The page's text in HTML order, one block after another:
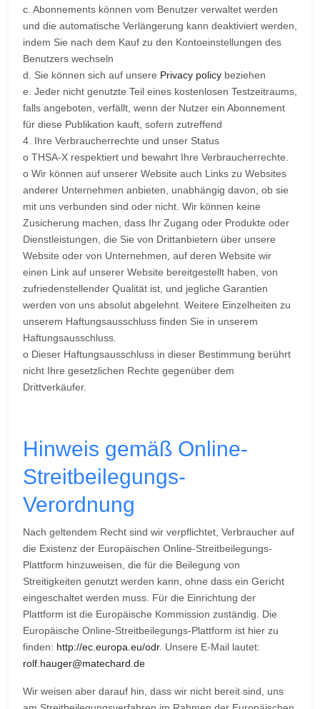
c. Abonnements können vom Benutzer verwaltet werden
und die automatische Verlängerung kann deaktiviert werden,
indem Sie nach dem Kauf zu den Kontoeinstellungen des
Benutzers wechseln
d. Sie können sich auf unsere Privacy policy beziehen
e. Jeder nicht genutzte Teil eines kostenlosen Testzeitraums,
falls angeboten, verfällt, wenn der Nutzer ein Abonnement
für diese Publikation kauft, sofern zutreffend
4. Ihre Verbraucherrechte und unser Status
o THSA-X respektiert und bewahrt Ihre Verbraucherrechte.
o Wir können auf unserer Website auch Links zu Websites
anderer Unternehmen anbieten, unabhängig davon, ob sie
mit uns verbunden sind oder nicht. Wir können keine
Zusicherung machen, dass Ihr Zugang oder Produkte oder
Dienstleistungen, die Sie von Drittanbietern über unsere
Website oder von Unternehmen, auf deren Website wir
einen Link auf unserer Website bereitgestellt haben, von
zufriedenstellender Qualität ist, und jegliche Garantien
werden von uns absolut abgelehnt. Weitere Einzelheiten zu
unserem Haftungsausschluss finden Sie in unserem
Haftungsausschluss.
o Dieser Haftungsausschluss in dieser Bestimmung berührt
nicht Ihre gesetzlichen Rechte gegenüber dem
Drittverkäufer.
Hinweis gemäß Online-
Streitbeilegungs-
Verordnung
Nach geltendem Recht sind wir verpflichtet, Verbraucher auf
die Existenz der Europäischen Online-Streitbeilegungs-
Plattform hinzuweisen, die für die Beilegung von
Streitigkeiten genutzt werden kann, ohne dass ein Gericht
eingeschaltet werden muss. Für die Einrichtung der
Plattform ist die Europäische Kommission zuständig. Die
Europäische Online-Streitbeilegungs-Plattform ist hier zu
finden: http://ec.europa.eu/odr. Unsere E-Mail lautet:
rolf.hauger@matechard.de
Wir weisen aber darauf hin, dass wir nicht bereit sind, uns